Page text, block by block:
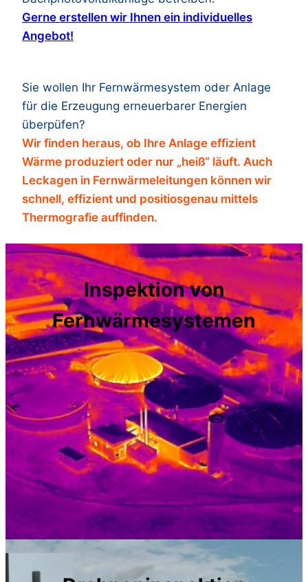
Gerne erstellen wir Ihnen ein individuelles
Angebot!
Sie wollen Ihr Fernwärmesystem oder Anlage
für die Erzeugung erneuerbarer Energien
überpüfen?
Wir finden heraus, ob Ihre Anlage effizient
Wärme produziert oder nur „heiß“ läuft. Auch
Leckagen in Fernwärmeleitungen können wir
schnell, effizient und positiosgenau mittels
Thermografie auffinden.
Inspektion von
Fernwärmesystemen